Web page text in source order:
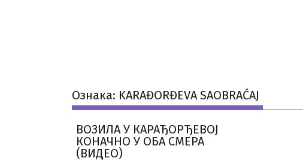
Ознака: KARAĐORĐEVA SAOBRAĆAJ
ВОЗИЛА У КАРАЂОРЂЕВОЈ
КОНАЧНО У ОБА СМЕРА
(ВИДЕО)